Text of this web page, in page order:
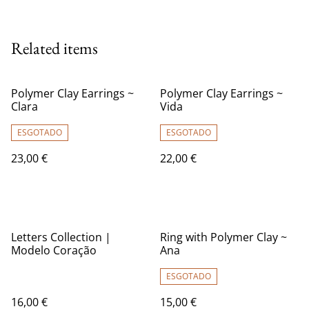
Related items
Polymer Clay Earrings ~
Clara
ESGOTADO
23,00 €
Polymer Clay Earrings ~
Vida
ESGOTADO
22,00 €
Letters Collection |
Modelo Coração
16,00 €
Ring with Polymer Clay ~
Ana
ESGOTADO
15,00 €